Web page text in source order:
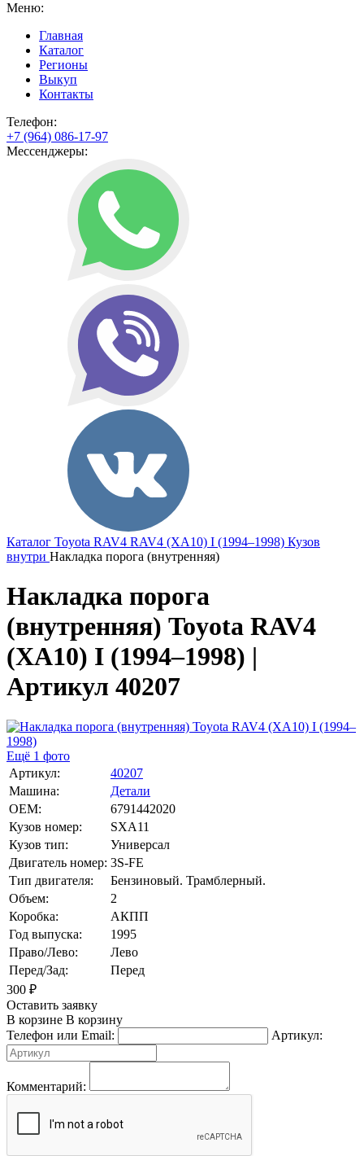
Меню:
Главная
Каталог
Регионы
Выкуп
Контакты
Телефон:
+7 (964) 086-17-97
Мессенджеры:
Каталог Toyota RAV4 RAV4 (XA10) I (1994–1998) Кузов
внутри Накладка порога (внутренняя)
Накладка порога
(внутренняя) Toyota RAV4
(XA10) I (1994–1998) |
Артикул 40207
Ещё 1 фото
Артикул:
40207
Машина:
Детали
OEM:
6791442020
Кузов номер:
SXA11
Кузов тип:
Универсал
Двигатель номер: 3S-FE
Тип двигателя:
Бензиновый. Трамблерный.
Объем:
2
Коробка:
АКПП
Год выпуска:
1995
Право/Лево:
Лево
Перед/Зад:
Перед
300 ₽
Оставить заявку
В корзине В корзину
Телефон или Email:
Артикул:
Комментарий: